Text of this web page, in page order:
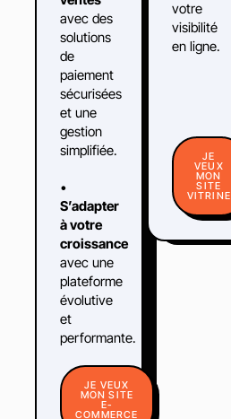
avec des
solutions
de
paiement
sécurisées
et une
gestion
simplifiée.
•
S’adapter
à votre
croissance
avec une
plateforme
évolutive
et
performante.
JE VEUX
MON SITE
E-
COMMERCE
votre
visibilité
en ligne.
JE
VEUX
MON
SITE
VITRINE